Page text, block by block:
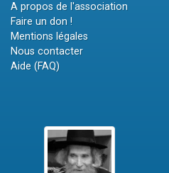
A propos de l'association
Faire un don !
Mentions légales
Nous contacter
Aide (FAQ)